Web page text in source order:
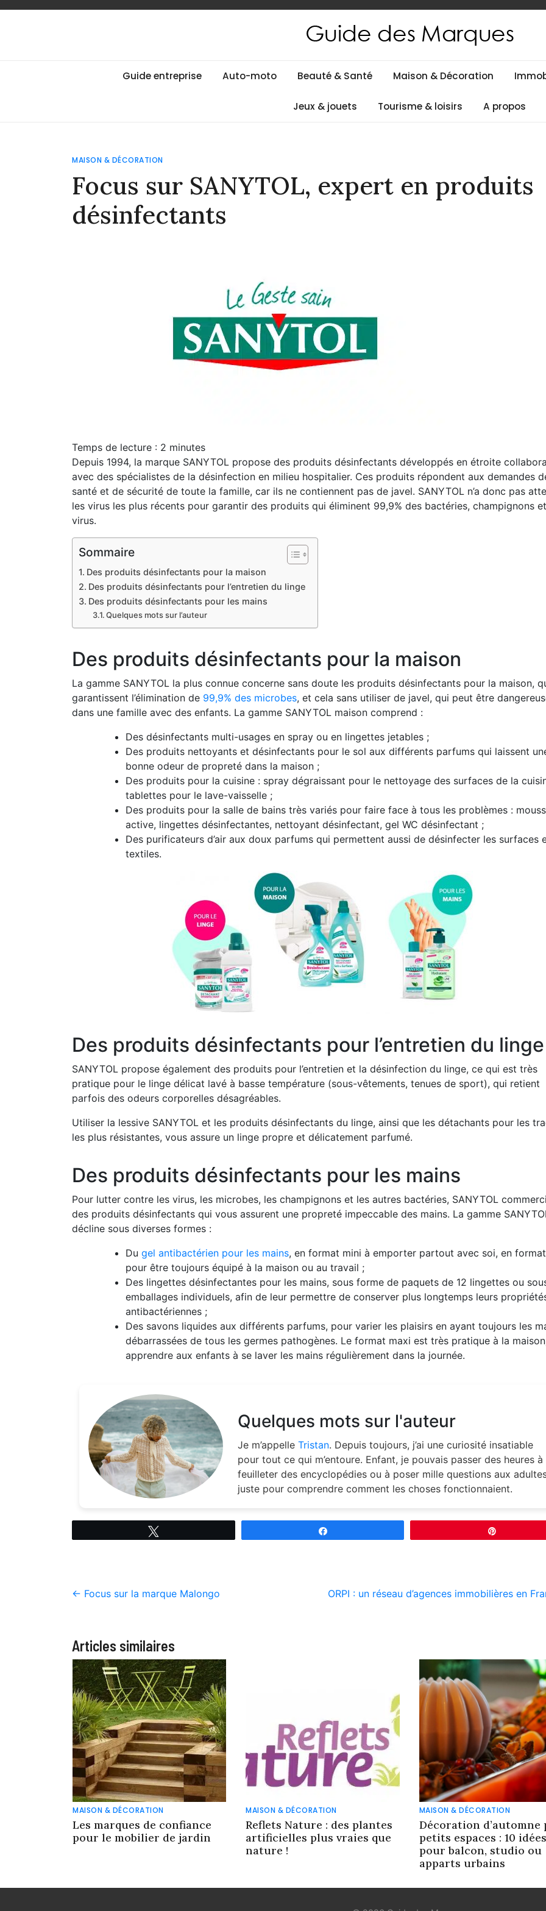
Skip
Guide des Marques
Guide entreprise Auto-moto Beauté & Santé Maison & Décoration
Jeux & jouets Tourisme & loisirs A propos
MAISON & DÉCORATION
Focus sur SANYTOL, expert en produits
désinfectants
Temps de lecture : 2 minutes
Depuis 1994, la marque SANYTOL propose des produits désinfectants développés en étroite
avec des spécialistes de la désinfection en milieu hospitalier. Ces produits répondent aux demandes
santé et de sécurité de toute la famille, car ils ne contiennent pas de javel. SANYTOL n’a donc pas
les virus les plus récents pour garantir des produits qui éliminent 99,9% des bactéries, champignons et
virus.
Sommaire
Des produits désinfectants pour la maison
Des produits désinfectants pour l’entretien du linge
Des produits désinfectants pour les mains
Quelques mots sur l’auteur
Des produits désinfectants pour la maison
La gamme SANYTOL la plus connue concerne sans doute les produits désinfectants pour la maison,
garantissent l’élimination de 99,9% des microbes, et cela sans utiliser de javel, qui peut être
dans une famille avec des enfants. La gamme SANYTOL maison comprend :
Des désinfectants multi-usages en spray ou en lingettes jetables ;
Des produits nettoyants et désinfectants pour le sol aux différents parfums qui laissent
bonne odeur de propreté dans la maison ;
Des produits pour la cuisine : spray dégraissant pour le nettoyage des surfaces de la
tablettes pour le lave-vaisselle ;
Des produits pour la salle de bains très variés pour faire face à tous les problèmes :
active, lingettes désinfectantes, nettoyant désinfectant, gel WC désinfectant ;
Des purificateurs d’air aux doux parfums qui permettent aussi de désinfecter les surfaces
textiles.
Des produits désinfectants pour l’entretien du linge
SANYTOL propose également des produits pour l’entretien et la désinfection du linge, ce qui est très
pratique pour le linge délicat lavé à basse température (sous-vêtements, tenues de sport), qui retient
parfois des odeurs corporelles désagréables.
Utiliser la lessive SANYTOL et les produits désinfectants du linge, ainsi que les détachants pour les
les plus résistantes, vous assure un linge propre et délicatement parfumé.
Des produits désinfectants pour les mains
Pour lutter contre les virus, les microbes, les champignons et les autres bactéries, SANYTOL
des produits désinfectants qui vous assurent une propreté impeccable des mains. La gamme
décline sous diverses formes :
Du gel antibactérien pour les mains, en format mini à emporter partout avec soi, en
pour être toujours équipé à la maison ou au travail ;
Des lingettes désinfectantes pour les mains, sous forme de paquets de 12 lingettes ou
emballages individuels, afin de leur permettre de conserver plus longtemps leurs
antibactériennes ;
Des savons liquides aux différents parfums, pour varier les plaisirs en ayant toujours les
débarrassées de tous les germes pathogènes. Le format maxi est très pratique à la
apprendre aux enfants à se laver les mains régulièrement dans la journée.
Quelques mots sur l'auteur
Je m’appelle Tristan. Depuis toujours, j’ai une curiosité insatiable
pour tout ce qui m’entoure. Enfant, je pouvais passer des heures à
feuilleter des encyclopédies ou à poser mille questions aux
juste pour comprendre comment les choses fonctionnaient.
← Focus sur la marque Malongo ORPI : un réseau d’agences immobilières en
Articles similaires
MAISON & DÉCORATION
Les marques de confiance
pour le mobilier de jardin
MAISON & DÉCORATION
Reflets Nature : des plantes
artificielles plus vraies que
nature !
MAISON & DÉCORATION
Décoration d’automne
petits espaces : 10 idées
pour balcon, studio ou
apparts urbains